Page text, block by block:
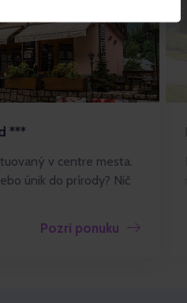
***
v centre mesta.
únik do prírody? Nič
Pozri ponuku